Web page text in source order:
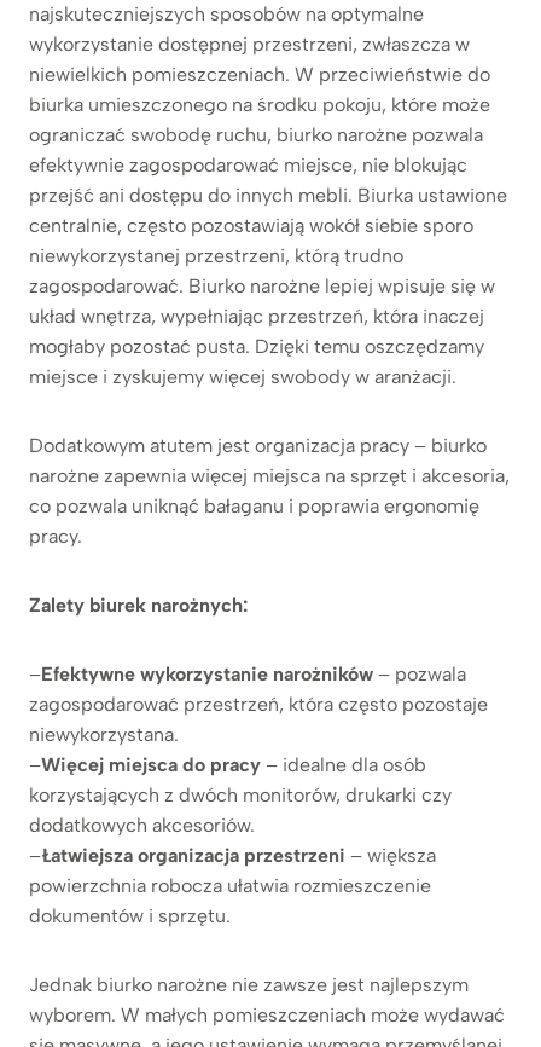
najskuteczniejszych sposobów na optymalne
wykorzystanie dostępnej przestrzeni, zwłaszcza w
niewielkich pomieszczeniach. W przeciwieństwie do
biurka umieszczonego na środku pokoju, które może
ograniczać swobodę ruchu, biurko narożne pozwala
efektywnie zagospodarować miejsce, nie blokując
przejść ani dostępu do innych mebli. Biurka ustawione
centralnie, często pozostawiają wokół siebie sporo
niewykorzystanej przestrzeni, którą trudno
zagospodarować. Biurko narożne lepiej wpisuje się w
układ wnętrza, wypełniając przestrzeń, która inaczej
mogłaby pozostać pusta. Dzięki temu oszczędzamy
miejsce i zyskujemy więcej swobody w aranżacji.
Dodatkowym atutem jest organizacja pracy – biurko
narożne zapewnia więcej miejsca na sprzęt i akcesoria,
co pozwala uniknąć bałaganu i poprawia ergonomię
pracy.
Zalety biurek narożnych:
–Efektywne wykorzystanie narożników – pozwala
zagospodarować przestrzeń, która często pozostaje
niewykorzystana.
–Więcej miejsca do pracy – idealne dla osób
korzystających z dwóch monitorów, drukarki czy
dodatkowych akcesoriów.
–Łatwiejsza organizacja przestrzeni – większa
powierzchnia robocza ułatwia rozmieszczenie
dokumentów i sprzętu.
Jednak biurko narożne nie zawsze jest najlepszym
wyborem. W małych pomieszczeniach może wydawać